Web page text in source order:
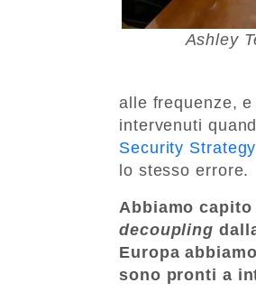
Ashley
alle frequenze,
intervenuti
Security Strategy
lo stesso errore.
Abbiamo
decoupling
Europa
sono pronti a